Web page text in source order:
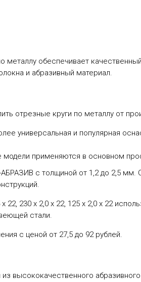
металлу обеспечивает
и абразивный материал.
отрезные круги по металлу от
универсальная и популярная
модели применяются в основном
с толщиной от 1,2 до 2,5
230 х 2,0 х 22, 125 х 2,0 х 22
стали.
с ценой от 27,5 до 92 рублей.
из высококачественного